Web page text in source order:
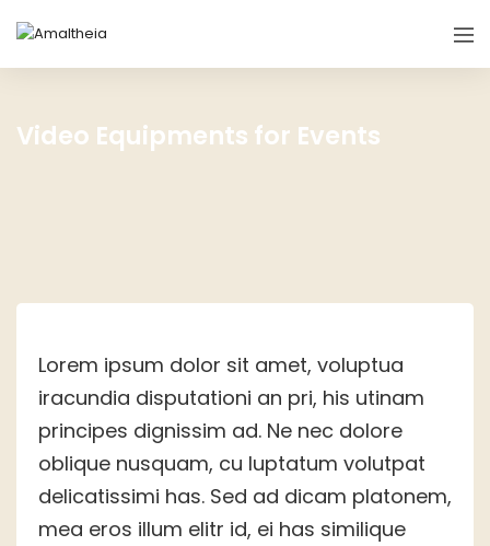
Video Equipments for Events
Lorem ipsum dolor sit amet, voluptua
iracundia disputationi an pri, his utinam
principes dignissim ad. Ne nec dolore
oblique nusquam, cu luptatum volutpat
delicatissimi has. Sed ad dicam platonem,
mea eros illum elitr id, ei has similique